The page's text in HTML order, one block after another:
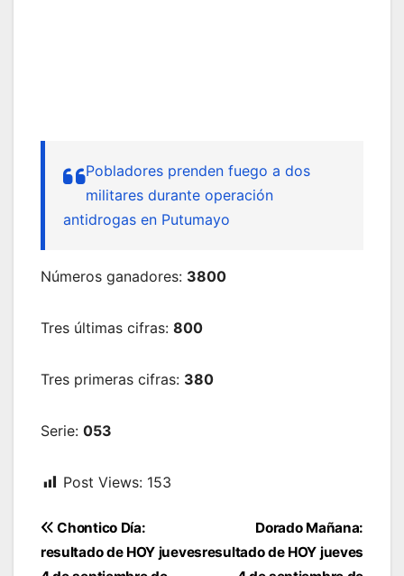
Pobladores prenden fuego a dos
militares durante operación
antidrogas en Putumayo
Números ganadores: 3800
Tres últimas cifras: 800
Tres primeras cifras: 380
Serie: 053
Post Views: 153
Navegación
de
Dorado Mañana:
resultado de HOY jueves
Chontico Día:
resultado de HOY jueves